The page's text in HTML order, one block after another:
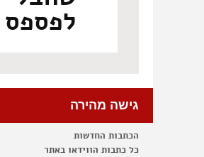
לפספס
גישה מהירה
הכתבות החדשות
כל כתבות הווידאו באתר